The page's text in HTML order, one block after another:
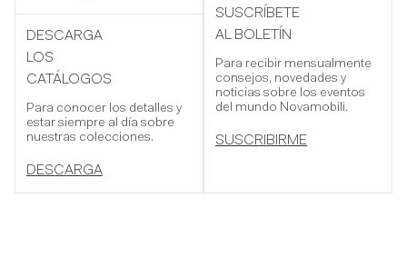
DESCARGA
LOS
CATÁLOGOS
Para conocer los detalles y
estar siempre al día sobre
nuestras colecciones.
DESCARGA
SUSCRÍBETE
AL BOLETÍN
Para recibir mensualmente
consejos, novedades y
noticias sobre los eventos
del mundo Novamobili.
SUSCRIBIRME